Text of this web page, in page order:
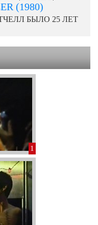
(1980)
БЫЛО 25 ЛЕТ
1